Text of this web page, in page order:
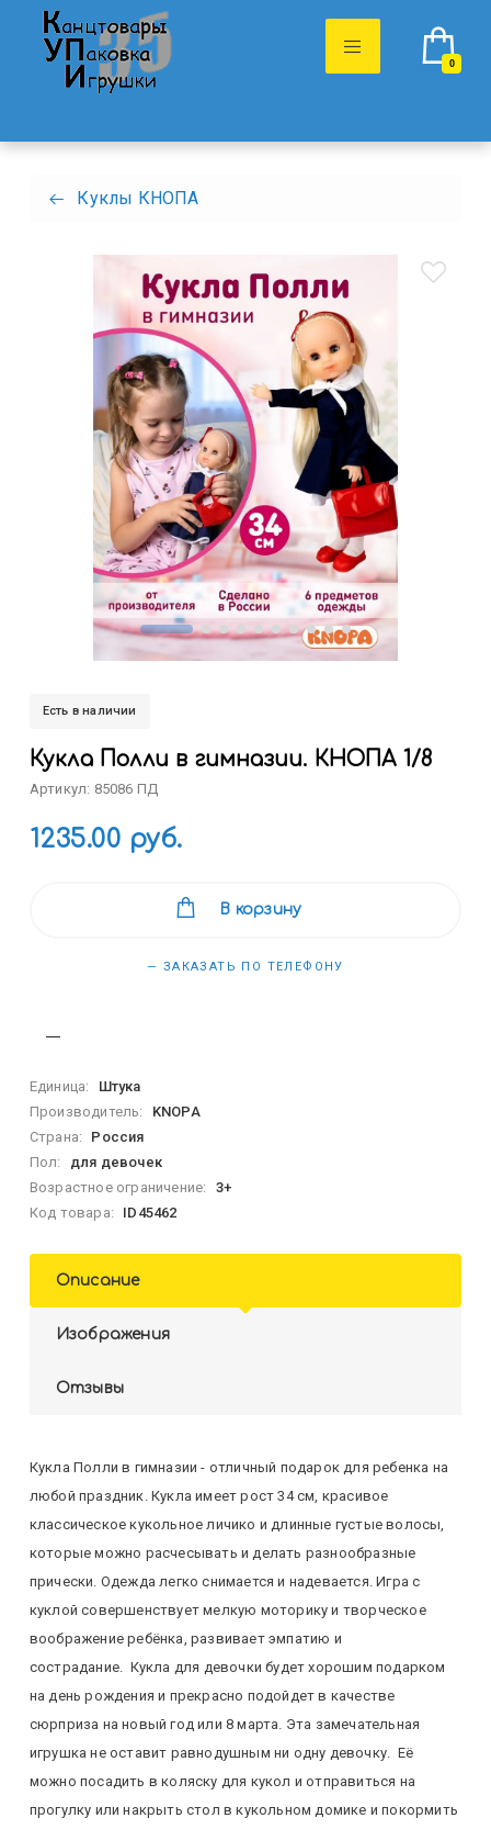
0
Куклы КНОПА
Есть в наличии
Кукла Полли в гимназии. КНОПА 1/8
Артикул: 85086 ПД
1235.00 руб.
В корзину
— ЗАКАЗАТЬ ПО ТЕЛЕФОНУ
Единица:
Штука
Производитель:
KNOPA
Страна:
Россия
Пол:
для девочек
Возрастное ограничение:
3+
Код товара:
ID45462
Описание
Изображения
Отзывы
Кукла Полли в гимназии - отличный подарок для ребенка на
любой праздник. Кукла имеет рост 34 см, красивое
классическое кукольное личико и длинные густые волосы,
которые можно расчесывать и делать разнообразные
прически. Одежда легко снимается и надевается. Игра с
куклой совершенствует мелкую моторику и творческое
воображение ребёнка, развивает эмпатию и
сострадание. Кукла для девочки будет хорошим подарком
на день рождения и прекрасно подойдет в качестве
сюрприза на новый год или 8 марта. Эта замечательная
игрушка не оставит равнодушным ни одну девочку. Её
можно посадить в коляску для кукол и отправиться на
прогулку или накрыть стол в кукольном домике и покормить